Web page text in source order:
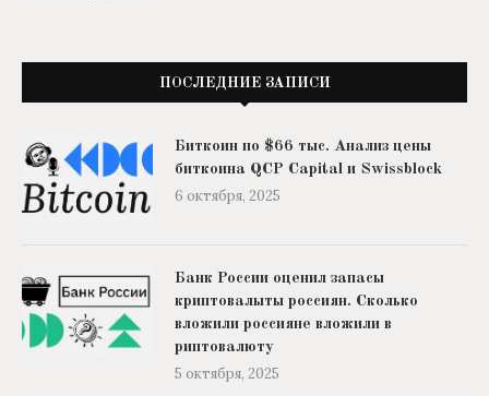
ПОСЛЕДНИЕ ЗАПИСИ
Биткоин по $66 тыс. Анализ цены
биткоина QCP Capital и Swissblock
6 октября, 2025
Банк России оценил запасы
криптовалыты россиян. Сколько
вложили россияне вложили в
риптовалюту
5 октября, 2025